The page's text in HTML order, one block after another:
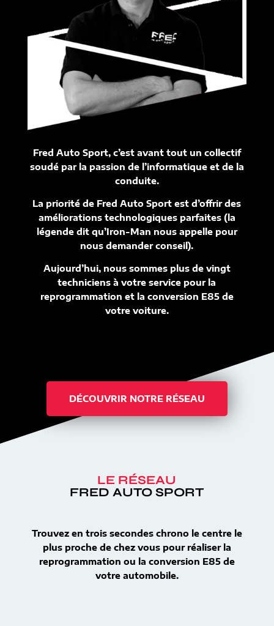
Fred Auto Sport, c’est avant tout un collectif
soudé par la passion de l’informatique et de la
conduite.
La priorité de Fred Auto Sport est d’offrir des
améliorations technologiques parfaites (la
légende dit qu’Iron-Man nous appelle pour
nous demander conseil).
Aujourd’hui, nous sommes plus de vingt
techniciens à votre service pour la
reprogrammation et la conversion E85 de
votre voiture.
DÉCOUVRIR NOTRE RÉSEAU
LE RÉSEAU
FRED AUTO SPORT
Trouvez en trois secondes chrono le centre le
plus proche de chez vous pour réaliser la
reprogrammation ou la conversion E85 de
votre automobile.